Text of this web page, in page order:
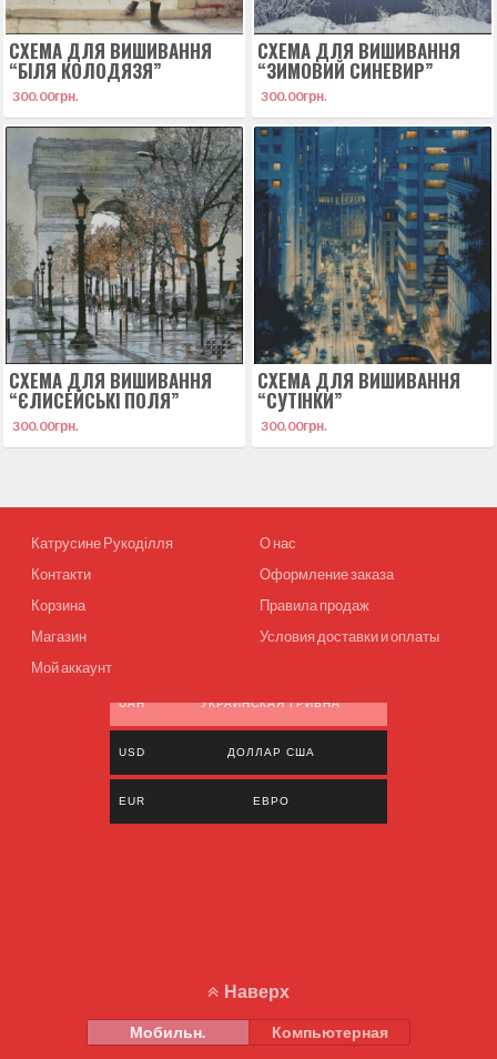
СХЕМА ДЛЯ ВИШИВАННЯ
“БІЛЯ КОЛОДЯЗЯ”
300.00грн.
СХЕМА ДЛЯ ВИШИВАННЯ
“ЗИМОВИЙ СИНЕВИР”
300.00грн.
СХЕМА ДЛЯ ВИШИВАННЯ
“ЄЛИСЕЙСЬКІ ПОЛЯ”
300.00грн.
СХЕМА ДЛЯ ВИШИВАННЯ
“СУТІНКИ”
300.00грн.
Катрусине Рукоділля
Контакти
Корзина
Магазин
Мой аккаунт
О нас
Оформление заказа
Правила продаж
Условия доставки и оплаты
UAH УКРАИНСКАЯ ГРИВНА
USD ДОЛЛАР США
EUR ЕВРО
Наверх
Мобильн. Компьютерная